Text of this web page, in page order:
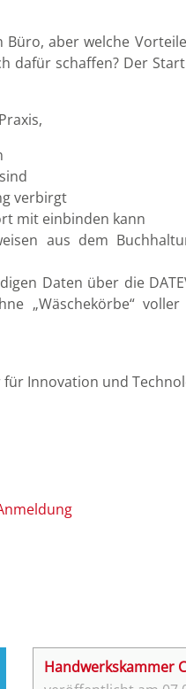
aber welche
dafür schaffen? Der
verbirgt
mit einbinden kann
aus dem
Daten über die
„Wäschekörbe“
Innovation und
Handwerkskammer